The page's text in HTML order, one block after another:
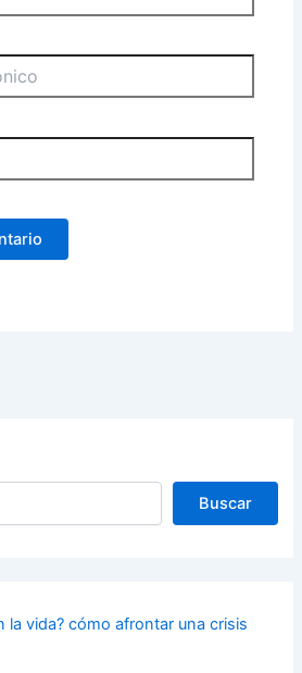
Buscar
la vida? cómo afrontar una crisis